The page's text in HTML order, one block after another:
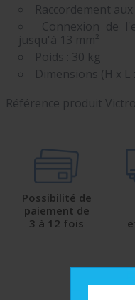
Raccordement
Connexion de
jusqu'à 13 mm²
Poids : 30 kg
Dimensions (H x L
Référence produit
Possibilité de
paiement de
3 à 12 fois